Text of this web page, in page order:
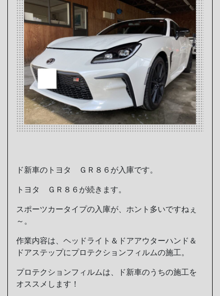
ド新車のトヨタ ＧＲ８６が入庫です。
トヨタ ＧＲ８６が続きます。
スポーツカータイプの入庫が、ホント多いですねぇ
～。
作業内容は、ヘッドライト＆ドアアウターハンド＆
ドアステップにプロテクションフィルムの施工。
プロテクションフィルムは、ド新車のうちの施工を
オススメします！